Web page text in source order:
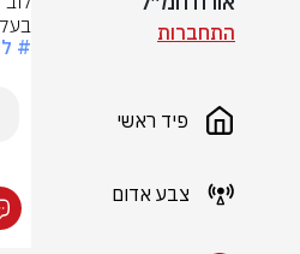
התחברות
פיד ראשי
צבע אדום
#